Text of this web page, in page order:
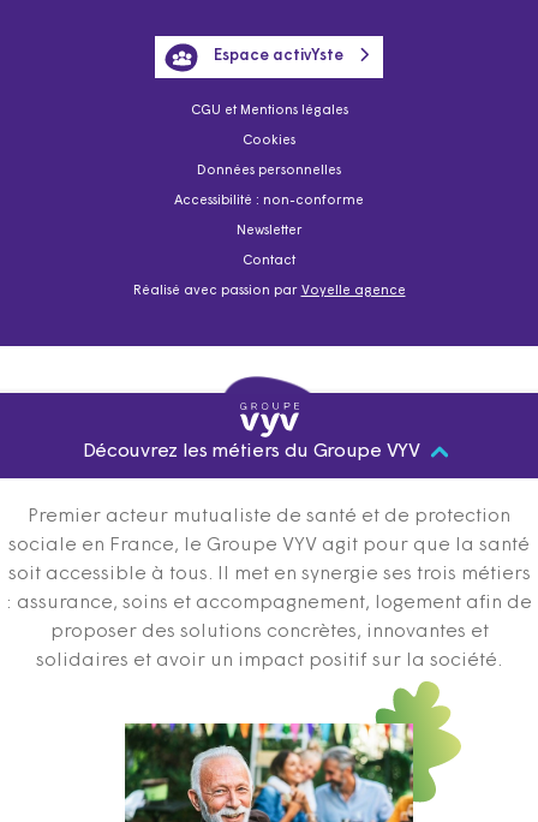
CGU et Mentions légales
Cookies
Données personnelles
Accessibilité : non-conforme
Newsletter
Contact
Réalisé avec passion par Voyelle agence
Espace activYste
Découvrez les métiers du Groupe VYV
Premier acteur mutualiste de santé et de protection
sociale en France, le Groupe VYV agit pour que la santé
soit accessible à tous. Il met en synergie ses trois métiers
: assurance, soins et accompagnement, logement afin de
proposer des solutions concrètes, innovantes et
solidaires et avoir un impact positif sur la société.